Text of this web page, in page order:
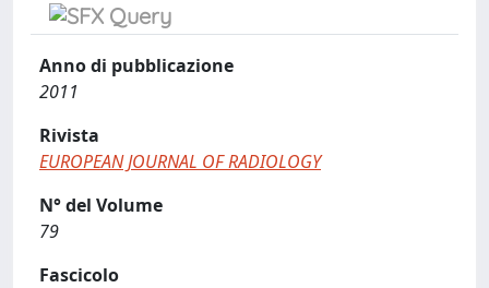
Anno di pubblicazione
2011
Rivista
EUROPEAN JOURNAL OF RADIOLOGY
N° del Volume
79
Fascicolo